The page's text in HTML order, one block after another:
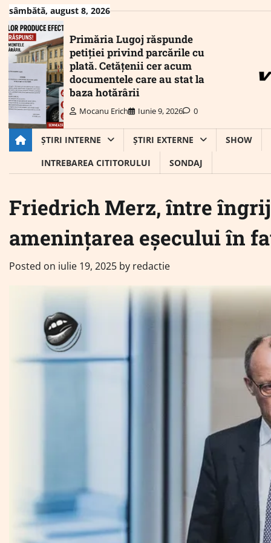
Skip
content
sâmbătă, august 8, 2026
Primăria Lugoj răspunde
petiției privind parcările cu
plată. Cetățenii cer acum
documentele care au stat la
baza hotărârii
Mocanu Erich Iunie 9, 2026 0
ȘTIRI INTERNE ȘTIRI EXTERNE
SHOW
INTREBAREA CITITORULUI
SONDAJ
Friedrich Merz, între
amenințarea eșecului în
Posted on iulie 19, 2025 by redactie